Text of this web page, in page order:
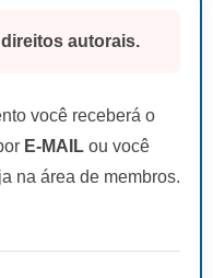
autorais.
você receberá o
E-MAIL ou você
na área de membros.